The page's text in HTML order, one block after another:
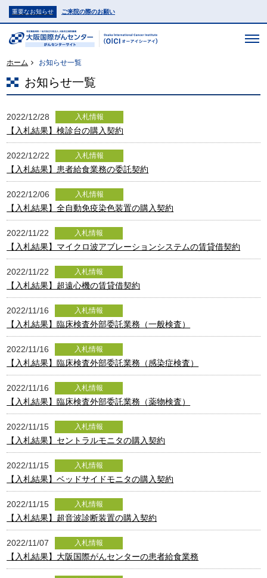
重要なお知らせ ご来院の際のお願い
ホーム お知らせ一覧
お知らせ一覧
2022/12/28 入札情報
【入札結果】検診台の購入契約
2022/12/22 入札情報
【入札結果】患者給食業務の委託契約
2022/12/06 入札情報
【入札結果】全自動免疫染色装置の購入契約
2022/11/22 入札情報
【入札結果】マイクロ波アブレーションシステムの賃貸借契約
2022/11/22 入札情報
【入札結果】超遠心機の賃貸借契約
2022/11/16 入札情報
【入札結果】臨床検査外部委託業務（一般検査）
2022/11/16 入札情報
【入札結果】臨床検査外部委託業務（感染症検査）
2022/11/16 入札情報
【入札結果】臨床検査外部委託業務（薬物検査）
2022/11/15 入札情報
【入札結果】セントラルモニタの購入契約
2022/11/15 入札情報
【入札結果】ベッドサイドモニタの購入契約
2022/11/15 入札情報
【入札結果】超音波診断装置の購入契約
2022/11/07 入札情報
【入札結果】大阪国際がんセンターの患者給食業務